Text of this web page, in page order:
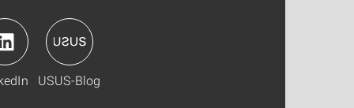
USUS-Blog